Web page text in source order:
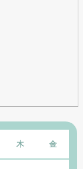
木 金